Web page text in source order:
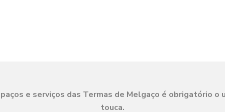
e serviços das Termas de Melgaço é obrigatório o
touca.